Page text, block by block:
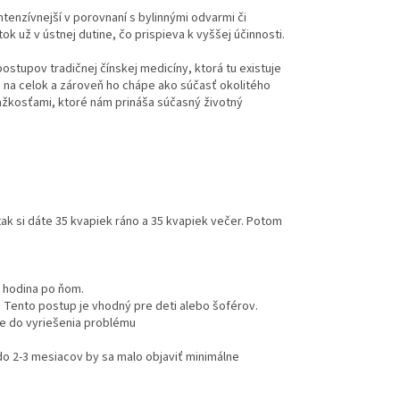
v porovnaní s bylinnými odvarmi či
už v ústnej dutine, čo prispieva k vyššej účinnosti.
tradičnej čínskej medicíny, ktorá tu existuje
celok a zároveň ho chápe ako súčasť okolitého
ktoré nám prináša súčasný životný
si dáte 35 kvapiek ráno a 35 kvapiek večer. Potom
po ňom.
postup je vhodný pre deti alebo šoférov.
do vyriešenia problému
2-3 mesiacov by sa malo objaviť minimálne